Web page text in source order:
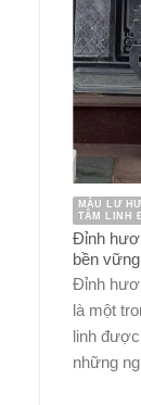
MẪU LƯ
TÂM LINH
Đỉnh
bền
Đỉnh
là một
linh
những